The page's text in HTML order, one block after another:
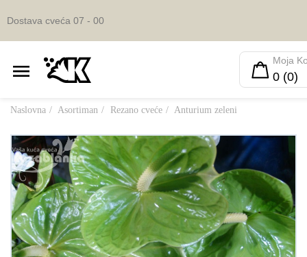
Dostava cveća 07 - 00
Moja
0 (0)
Naslovna Asortiman Rezano cveće Anturium zeleni